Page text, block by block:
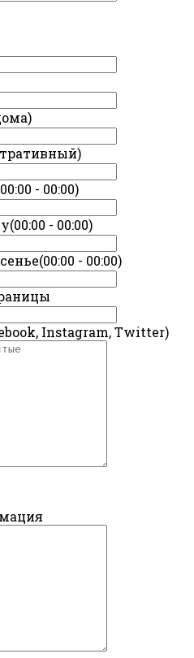
- 00:00)
- 00:00)
- 00:00)
Instagram, Twitter)